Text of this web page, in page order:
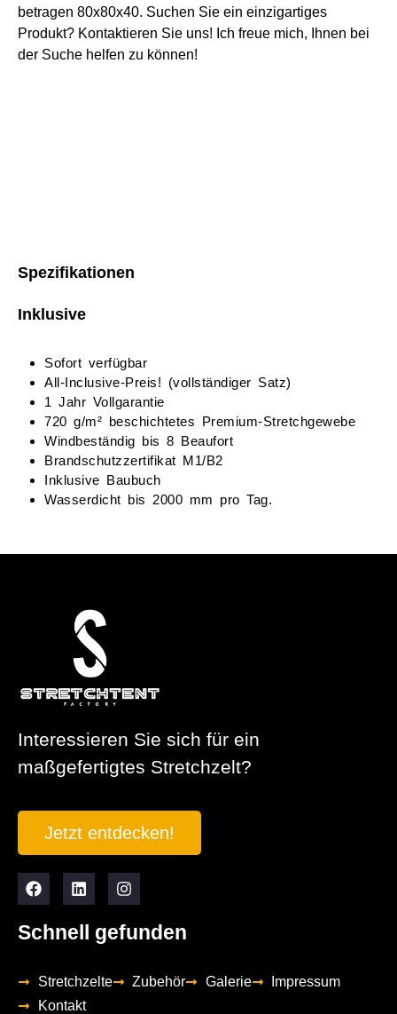
betragen 80x80x40. Suchen Sie ein einzigartiges
Produkt? Kontaktieren Sie uns! Ich freue mich, Ihnen bei
der Suche helfen zu können!
Spezifikationen
Inklusive
Sofort verfügbar
All-Inclusive-Preis! (vollständiger Satz)
1 Jahr Vollgarantie
720 g/m² beschichtetes Premium-Stretchgewebe
Windbeständig bis 8 Beaufort
Brandschutzzertifikat M1/B2
Inklusive Baubuch
Wasserdicht bis 2000 mm pro Tag.
Interessieren Sie sich für ein
maßgefertigtes Stretchzelt?
Jetzt entdecken!
Schnell gefunden
Stretchzelte Zubehör Galerie
Impressum
Kontakt